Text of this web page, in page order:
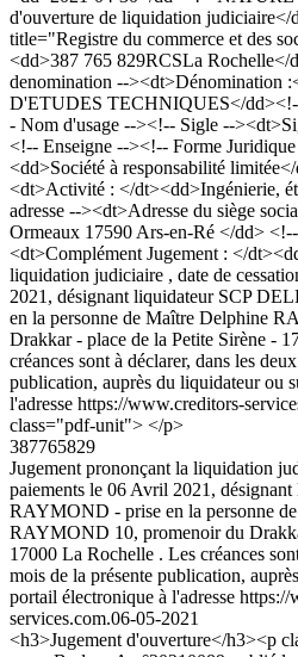
d'ouverture de liquidation
title="Registre du commerce et des
<dd>387 765 829RCSLa
denomination --><dt>Dénomination
D'ETUDES TECHNIQUES</
- Nom d'usage --><!-- Sigle --
<!-- Enseigne --><!-- Forme
<dd>Société à responsabilité
<dt>Activité : </dt><dd>Ingénierie,
adresse --><dt>Adresse du siège
Ormeaux 17590 Ars-en-Ré </dd>
<dt>Complément Jugement : </
liquidation judiciaire , date de
2021, désignant liquidateur SCP
en la personne de Maître Delphine
Drakkar - place de la Petite Sirène -
créances sont à déclarer, dans les
publication, auprès du liquidateur ou
l'adresse https://www.creditors-
class="pdf-unit"> </p>
387765829
Jugement prononçant la liquidation
paiements le 06 Avril 2021,
RAYMOND - prise en la personne
RAYMOND 10, promenoir du
17000 La Rochelle . Les créances
mois de la présente publication,
portail électronique à l'adresse
services.com.06-05-2021
<h3>Jugement d'ouverture</h3><p